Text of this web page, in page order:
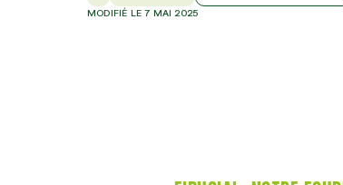
MODIFIÉ LE 7 MAI 2025